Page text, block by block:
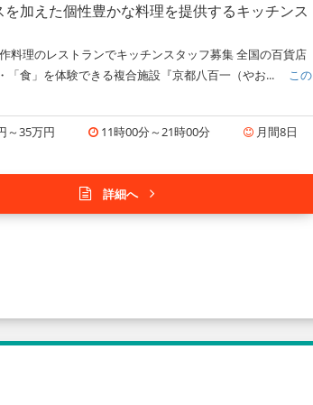
加えた個性豊かな料理を提供するキッチンス
料理のレストランでキッチンスタッフ募集 全国の百貨店
「食」を体験できる複合施設『京都八百一（やお... この
～35万円 11時00分～21時00分 月間8日
詳細へ